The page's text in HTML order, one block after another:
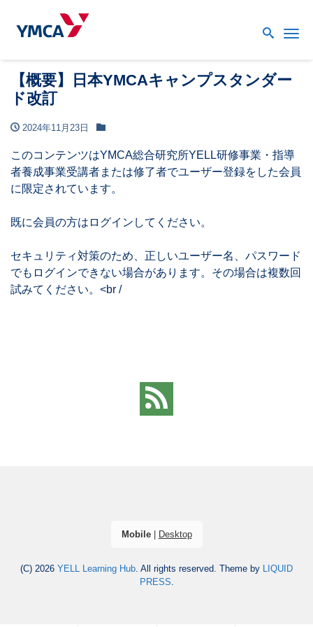
【概要】日本YMCAキャンプスタンダー
ド改訂
2024年11月23日
このコンテンツはYMCA総合研究所YELL研修事業・指導
者養成事業受講者または修了者でユーザー登録をした会員
に限定されています。
既に会員の方はログインしてください。
セキュリティ対策のため、正しいユーザー名、パスワード
でもログインできない場合があります。その場合は複数回
試みてください。<br /
Mobile| Desktop
(C) 2026 YELL Learning Hub . All rights reserved. Theme by LIQUID
PRESS